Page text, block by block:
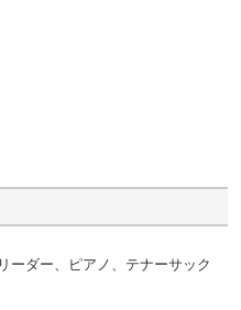
ーダー、ピアノ、テナーサック